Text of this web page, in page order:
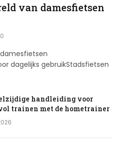
van damesfietsen
0
dagelijks gebruikStadsfietsen
handleiding voor
trainen met de hometrainer